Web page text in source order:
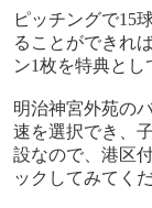
ピッチングで15
ることができれ
ン1枚を特典とし
明治神宮外苑の
速を選択でき、
設なので、港区
ックしてみてくだ